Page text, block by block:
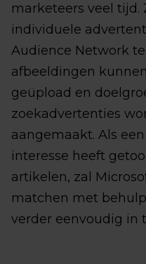
marketeers veel tijd.
individuele
Audience Network
afbeeldingen
geüpload en
zoekadvertenties
aangemaakt. Als
interesse heeft
artikelen, zal
matchen met
verder eenvoudig in